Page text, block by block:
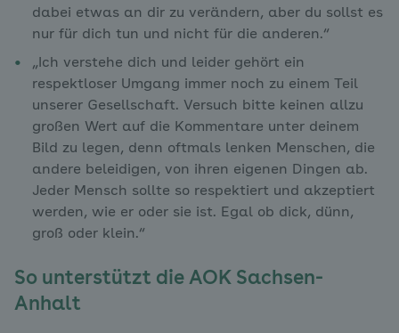
dabei etwas an dir zu verändern, aber du sollst es
nur für dich tun und nicht für die anderen.“
„Ich verstehe dich und leider gehört ein
respektloser Umgang immer noch zu einem Teil
unserer Gesellschaft. Versuch bitte keinen allzu
großen Wert auf die Kommentare unter deinem
Bild zu legen, denn oftmals lenken Menschen, die
andere beleidigen, von ihren eigenen Dingen ab.
Jeder Mensch sollte so respektiert und akzeptiert
werden, wie er oder sie ist. Egal ob dick, dünn,
groß oder klein.“
So unterstützt die AOK Sachsen-
Anhalt